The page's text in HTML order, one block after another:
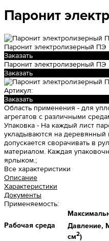
Паронит
Паронит электролизерный ПЭ
Заказать
Паронит электролизерный ПЭ
Заказать
Артикул:
Заказать
Область применения - для
агрегатов с различными
Упаковка - На каждый лист
укладываются на
допускается сворачивать в
материалом. Каждая
ярлыком.;
Все характеристики
Описание
Характеристики
Документы
Применяемость:
Рабочая среда
Давление,
см2)